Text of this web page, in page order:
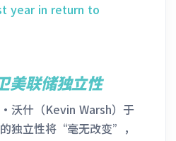
year in return to
美联储独立性
沃什（Kevin Warsh）于
独立性将“毫无改变”，